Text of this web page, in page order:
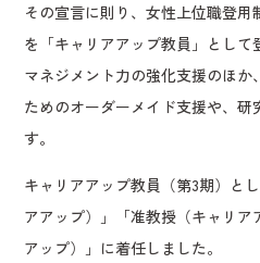
その宣言に則り、女性上位職登
を「キャリアアップ教員」として
マネジメント力の強化支援のほか
ためのオーダーメイド支援や、
す。
キャリアアップ教員（第3期）と
アアップ）」「准教授（キャリア
アップ）」に着任しました。